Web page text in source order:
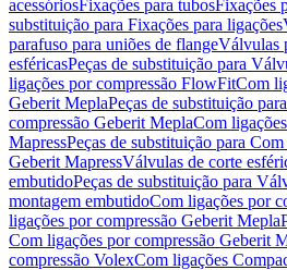
acessóriosFixações para tubosFixações
substituição para Fixações para ligações
parafuso para uniões de flangeVálvulas
esféricasPeças de substituição para
ligações por compressão FlowFitCom
Geberit MeplaPeças de substituição
compressão Geberit MeplaCom
MapressPeças de substituição para
Geberit MapressVálvulas de corte
embutidoPeças de substituição para
montagem embutidoCom ligações por
ligações por compressão Geberit Mepla
Com ligações por compressão Geberit
compressão VolexCom ligações